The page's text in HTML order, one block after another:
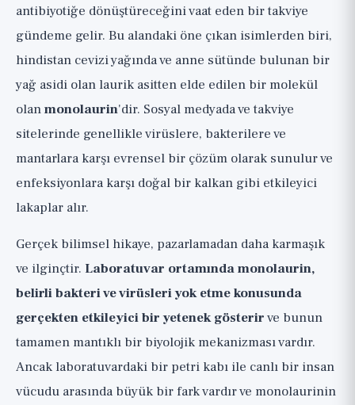
Araştırma 1: 2012 Antibakteriyel Aktivite
Çalışması (Schlievert ve Peterson)
İncelemesi (Lieberman)
Araştırma 3: 2019 Kritik İnceleme (Monolaurinin
Klinik Kullanımı)
Peki Ya Diğer Kullanımlar?
Monolaurin Almaya Başlamalı mısınız?
Araştırmadan Ne Çıkarılmalı?
Geniş Perspektif
antibiyotiğe dönüştüreceğini vaat eden bir takviye
gündeme gelir. Bu alandaki öne çıkan isimlerden biri,
hindistan cevizi yağında ve anne sütünde bulunan bir
yağ asidi olan laurik asitten elde edilen bir molekül
olanmonolaurin'dir. Sosyal medyada ve takviye
sitelerinde genellikle virüslere, bakterilere ve
mantarlara karşı evrensel bir çözüm olarak sunulur ve
enfeksiyonlara karşı doğal bir kalkan gibi etkileyici
lakaplar alır.
Gerçek bilimsel hikaye, pazarlamadan daha karmaşık
ve ilginçtir. Laboratuvar ortamında monolaurin,
belirli bakteri ve virüsleri yok etme konusunda
gerçekten etkileyici bir yetenek gösterirve bunun
tamamen mantıklı bir biyolojik mekanizması vardır.
Ancak laboratuvardaki bir petri kabı ile canlı bir insan
vücudu arasında büyük bir fark vardır ve monolaurinin